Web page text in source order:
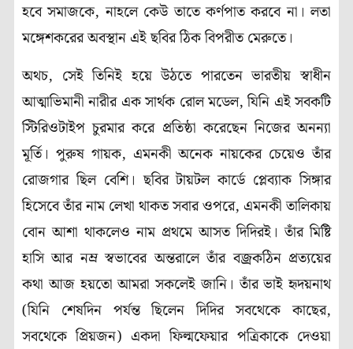
হবে সমাজকে, নাহলে কেউ তাতে কর্ণপাত করবে না। লতা
মঙ্গেশকরের অবস্থান এই ছবির ঠিক বিপরীত মেরুতে।
অথচ, সেই তিনিই হয়ে উঠতে পারতেন ভারতীয় স্বাধীন
আত্মাভিমানী নারীর এক সার্থক রোল মডেল, যিনি এই সবকটি
স্টিরিওটাইপ চুরমার করে প্রতিষ্ঠা করেছেন নিজের অনন্যা
মূর্তি। পুরুষ গায়ক, এমনকী অনেক নায়কের চেয়েও তাঁর
রোজগার ছিল বেশি। ছবির টায়টল কার্ডে প্লেব্যাক সিঙ্গার
হিসেবে তাঁর নাম লেখা থাকত সবার ওপরে, এমনকী তালিকায়
বোন আশা থাকলেও নাম প্রথমে আসত দিদিরই। তাঁর মিষ্টি
হাসি আর নম্র স্বভাবের অন্তরালে তাঁর বজ্রকঠিন প্রত্যয়ের
কথা আজ হয়তো আমরা সকলেই জানি। তাঁর ভাই হৃদয়নাথ
(যিনি শেষদিন পর্যন্ত ছিলেন দিদির সবথেকে কাছের,
সবথেকে প্রিয়জন) একদা ফিল্মফেয়ার পত্রিকাকে দেওয়া